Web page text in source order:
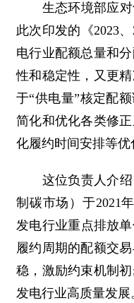
生态环境部应
此次印发的《2023
电行业配额总量和
性和稳定性，又更
于“供电量”核定配
简化和优化各类修
化履约时间安排等优
这位负责人介
制碳市场）于2021
发电行业重点排放
履约周期的配额交
稳，激励约束机制
发电行业高质量发展